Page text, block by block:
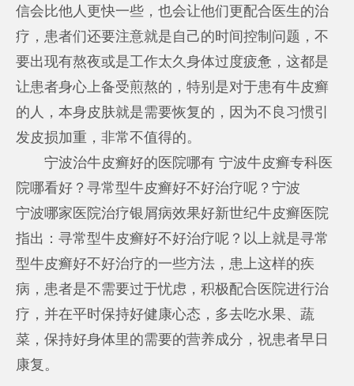
信会比他人更快一些，也会让他们更配合医生的治
疗，患者们还要注意就是自己的时间控制问题，不
要出现有熬夜或是工作太久身体过度疲惫，这都是
让患者身心上备受煎熬的，特别是对于患有牛皮癣
的人，本身皮肤就是需要恢复的，因为不良习惯引
发皮损加重，非常不值得的。
宁波治牛皮癣好的医院哪有 宁波牛皮癣专科医
院哪看好？寻常型牛皮癣好不好治疗呢？宁波
宁波哪家医院治疗银屑病效果好新世纪牛皮癣医院
指出：寻常型牛皮癣好不好治疗呢？以上就是寻常
型牛皮癣好不好治疗的一些方法，患上这样的疾
病，患者是不需要过于忧虑，积极配合医院进行治
疗，并在平时保持好健康心态，多去吃水果、蔬
菜，保持好身体里的需要的营养成分，祝患者早日
康复。